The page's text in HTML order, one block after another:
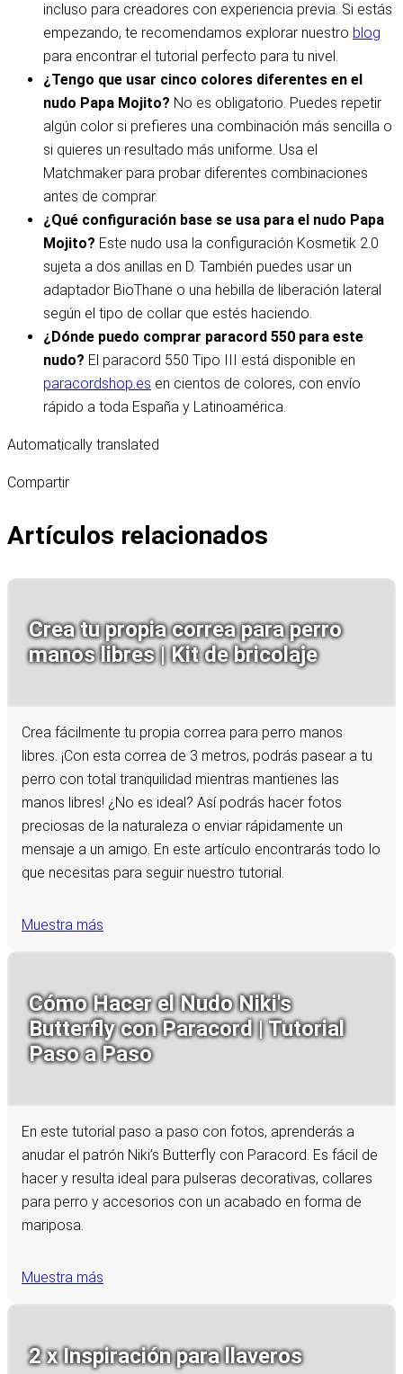
incluso para creadores con experiencia previa. Si estás
empezando, te recomendamos explorar nuestro blog
para encontrar el tutorial perfecto para tu nivel.
¿Tengo que usar cinco colores diferentes en el
nudo Papa Mojito? No es obligatorio. Puedes repetir
algún color si prefieres una combinación más sencilla o
si quieres un resultado más uniforme. Usa el
Matchmaker para probar diferentes combinaciones
antes de comprar.
¿Qué configuración base se usa para el nudo Papa
Mojito? Este nudo usa la configuración Kosmetik 2.0
sujeta a dos anillas en D. También puedes usar un
adaptador BioThane o una hebilla de liberación lateral
según el tipo de collar que estés haciendo.
¿Dónde puedo comprar paracord 550 para este
nudo? El paracord 550 Tipo III está disponible en
paracordshop.es en cientos de colores, con envío
rápido a toda España y Latinoamérica.
Automatically translated
Compartir
Artículos relacionados
Crea tu propia correa para perro
manos libres | Kit de bricolaje
Crea fácilmente tu propia correa para perro manos
libres. ¡Con esta correa de 3 metros, podrás pasear a tu
perro con total tranquilidad mientras mantienes las
manos libres! ¿No es ideal? Así podrás hacer fotos
preciosas de la naturaleza o enviar rápidamente un
mensaje a un amigo. En este artículo encontrarás todo lo
que necesitas para seguir nuestro tutorial.
Muestra más
Cómo Hacer el Nudo Niki's
Butterfly con Paracord | Tutorial
Paso a Paso
En este tutorial paso a paso con fotos, aprenderás a
anudar el patrón Niki’s Butterfly con Paracord. Es fácil de
hacer y resulta ideal para pulseras decorativas, collares
para perro y accesorios con un acabado en forma de
mariposa.
Muestra más
2 x Inspiración para llaveros